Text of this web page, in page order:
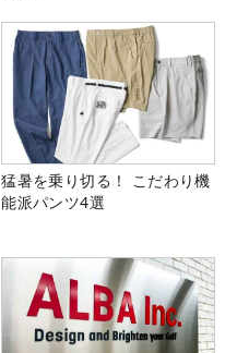
猛暑を乗り切る！ こだわり機
能派パンツ4選